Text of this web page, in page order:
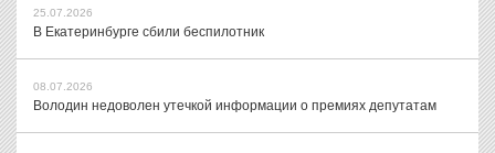
25.07.2026
В Екатеринбурге сбили беспилотник
08.07.2026
Володин недоволен утечкой информации о премиях депутатам